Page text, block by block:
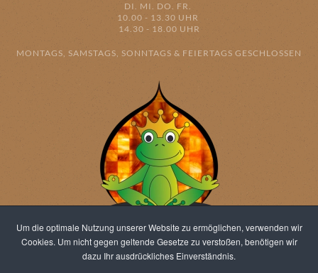
Um die optimale Nutzung unserer Website zu ermöglichen, verwenden wir
Cookies. Um nicht gegen geltende Gesetze zu verstoßen, benötigen wir
dazu Ihr ausdrückliches Einverständnis.
DI. MI. DO. FR.
10.00 - 13.30 UHR
14.30 - 18.00 UHR
MONTAGS, SAMSTAGS, SONNTAGS & FEIERTAGS GESCHLOSSEN